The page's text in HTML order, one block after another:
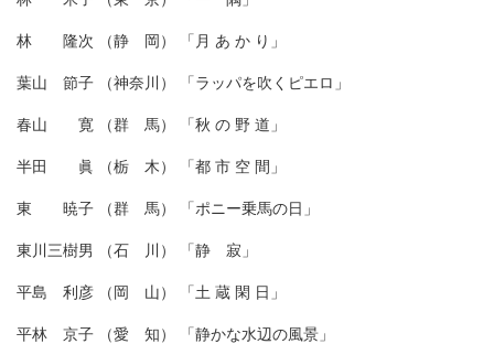
林 隆次 （静 岡） 「月 あ か り」
葉山 節子 （神奈川） 「ラッパを吹くピエロ」
春山 寛 （群 馬） 「秋 の 野 道」
半田 眞 （栃 木） 「都 市 空 間」
東 暁子 （群 馬） 「ポニー乗馬の日」
東川三樹男 （石 川） 「静 寂」
平島 利彦 （岡 山） 「土 蔵 閑 日」
平林 京子 （愛 知） 「静かな水辺の風景」